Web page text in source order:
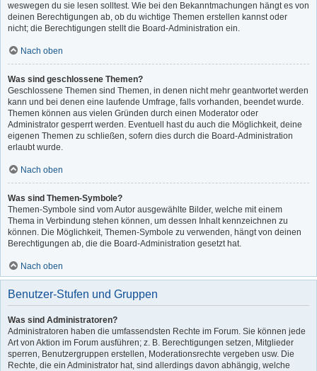
weswegen du sie lesen solltest. Wie bei den Bekanntmachungen hängt es von
deinen Berechtigungen ab, ob du wichtige Themen erstellen kannst oder
nicht; die Berechtigungen stellt die Board-Administration ein.
Nach oben
Was sind geschlossene Themen?
Geschlossene Themen sind Themen, in denen nicht mehr geantwortet werden
kann und bei denen eine laufende Umfrage, falls vorhanden, beendet wurde.
Themen können aus vielen Gründen durch einen Moderator oder
Administrator gesperrt werden. Eventuell hast du auch die Möglichkeit, deine
eigenen Themen zu schließen, sofern dies durch die Board-Administration
erlaubt wurde.
Nach oben
Was sind Themen-Symbole?
Themen-Symbole sind vom Autor ausgewählte Bilder, welche mit einem
Thema in Verbindung stehen können, um dessen Inhalt kennzeichnen zu
können. Die Möglichkeit, Themen-Symbole zu verwenden, hängt von deinen
Berechtigungen ab, die die Board-Administration gesetzt hat.
Nach oben
Benutzer-Stufen und Gruppen
Was sind Administratoren?
Administratoren haben die umfassendsten Rechte im Forum. Sie können jede
Art von Aktion im Forum ausführen; z. B. Berechtigungen setzen, Mitglieder
sperren, Benutzergruppen erstellen, Moderationsrechte vergeben usw. Die
Rechte, die ein Administrator hat, sind allerdings davon abhängig, welche